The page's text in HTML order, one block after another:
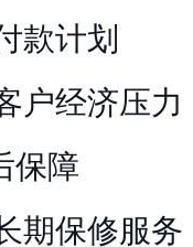
款计划
户经济压力
保障
期保修服务